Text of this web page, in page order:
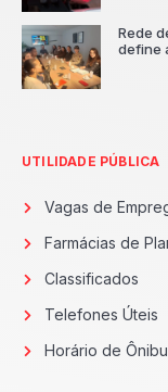
Rede
define
UTILIDADE PÚBLICA
Vagas de
Farmácias de
Classificados
Telefones Úteis
Horário de